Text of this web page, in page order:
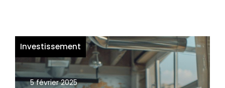
Investissement
5 février 2025